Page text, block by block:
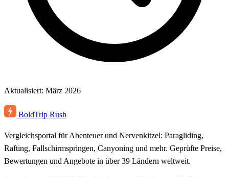
Aktualisiert: März 2026
BoldTrip Rush
Vergleichsportal für Abenteuer und Nervenkitzel: Paragliding,
Rafting, Fallschirmspringen, Canyoning und mehr. Geprüfte Preise,
Bewertungen und Angebote in über 39 Ländern weltweit.